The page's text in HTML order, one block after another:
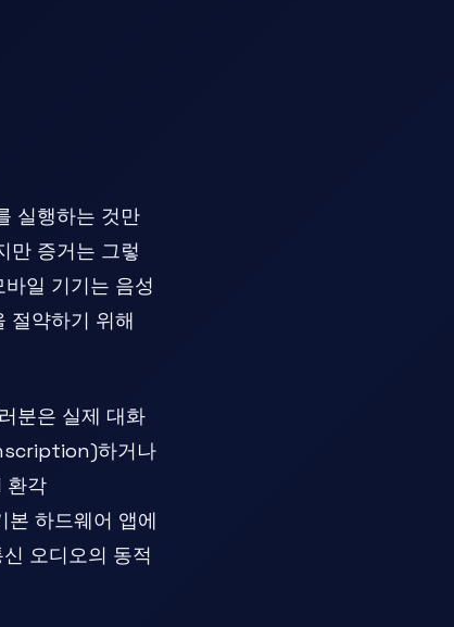
실행하는 것만
만 증거는 그렇
일 기기는 음성
절약하기 위해
분은 실제 대화
하거나
환각
하드웨어 앱에
오디오의 동적